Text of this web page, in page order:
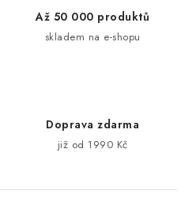
Až 50 000 produktů
skladem na e-shopu
Doprava zdarma
již od 1990 Kč